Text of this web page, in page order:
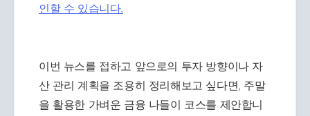
인할 수 있습니다.
이번 뉴스를 접하고 앞으로의 투자 방향이나 자
산 관리 계획을 조용히 정리해보고 싶다면, 주말
을 활용한 가벼운 금융 나들이 코스를 제안합니